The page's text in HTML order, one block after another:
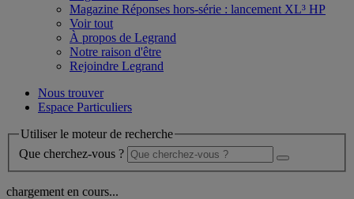
Magazine Réponses hors-série : lancement XL³ HP
Voir tout
À propos de Legrand
Notre raison d'être
Rejoindre Legrand
Nous trouver
Espace Particuliers
Utiliser le moteur de recherche
Que cherchez-vous ?
chargement en cours...